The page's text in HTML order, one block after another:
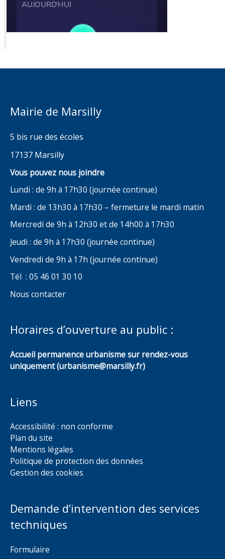
Mairie de Marsilly
5 bis rue des écoles
17137 Marsilly
Vous pouvez nous joindre
Lundi : de 9h à 17h30 (journée continue)
Mardi : de 13h30 à 17h30 – fermeture le mardi matin
Mercredi de 9h à 12h30 et de 14h00 à 17h30
Jeudi : de 9h à 17h30 (journée continue)
Vendredi de 9h à 17h (journée continue)
Tél : 05 46 01 30 10
Nous contacter
Horaires d’ouverture au public :
Accueil permanence urbanisme sur rendez-vous
uniquement (urbanisme@marsilly.fr)
Liens
Accessibilité : non conforme
Plan du site
Mentions légales
Politique de protection des données
Gestion des cookies
Demande d’intervention des services
techniques
Formulaire